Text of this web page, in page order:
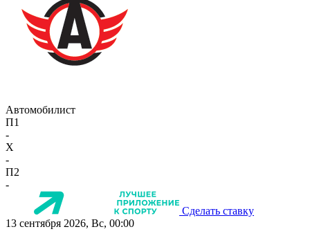
Автомобилист
П1
-
X
-
П2
-
Сделать ставку
13 сентября 2026, Вс, 00:00